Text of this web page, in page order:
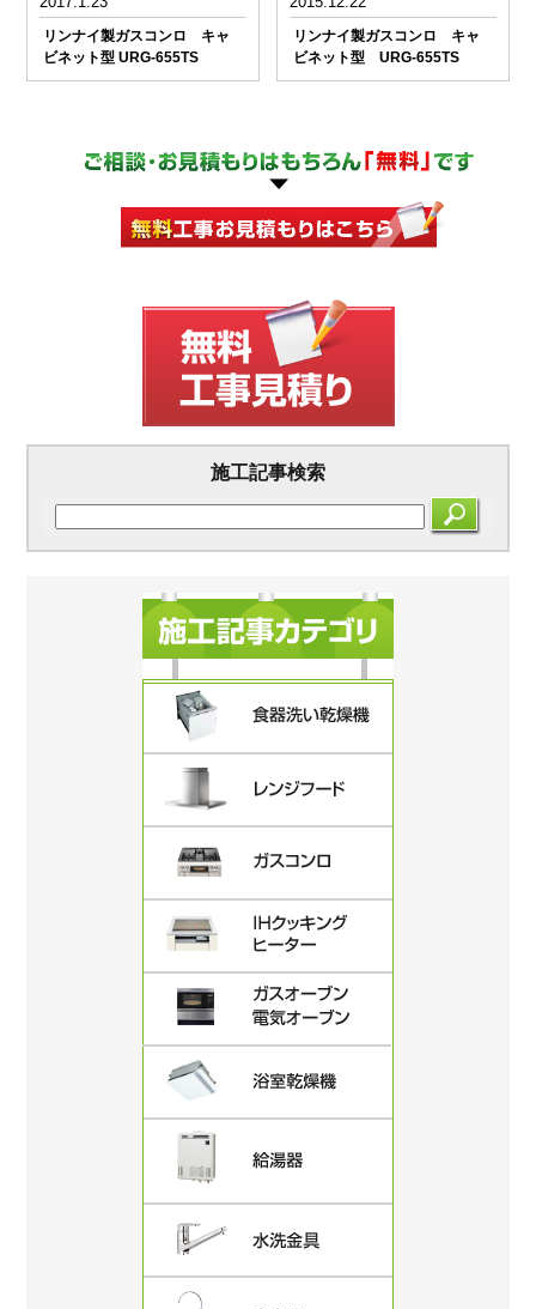
リンナイ製ガスコンロ キャ
ビネット型 URG-655TS
リンナイ製ガスコンロ キャ
ビネット型 URG-655TS
施工記事検索